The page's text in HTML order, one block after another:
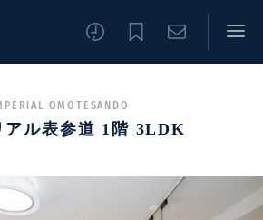
OMOTESANDO
アル表参道 1階 3LDK